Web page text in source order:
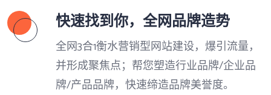
快速找到你，全网品牌造势
全网3合1衡水营销型网站建设，爆引流量，
并形成聚焦点；帮您塑造行业品牌/企业品
牌/产品品牌，快速缔造品牌美誉度。